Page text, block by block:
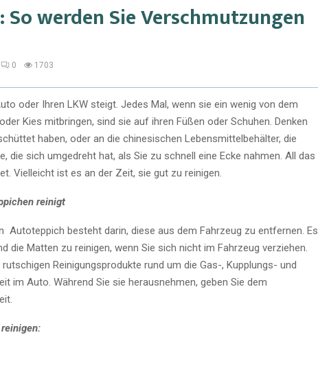
werden Sie Verschmutzungen
0 1703
oder Ihren LKW steigt. Jedes Mal, wenn sie ein wenig von dem
Kies mitbringen, sind sie auf ihren Füßen oder Schuhen. Denken
haben, oder an die chinesischen Lebensmittelbehälter, die
die sich umgedreht hat, als Sie zu schnell eine Ecke nahmen. All das
Vielleicht ist es an der Zeit, sie gut zu reinigen.
reinigt
Autoteppich besteht darin, diese aus dem Fahrzeug zu entfernen. Es
die Matten zu reinigen, wenn Sie sich nicht im Fahrzeug verziehen.
Reinigungsprodukte rund um die Gas-, Kupplungs- und
im Auto. Während Sie sie herausnehmen, geben Sie dem